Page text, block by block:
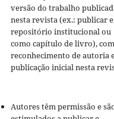
versão do trabalho
nesta revista (ex.: publicar
repositório institucional ou
como capítulo de livro), com
reconhecimento de autoria
publicação inicial nesta
Autores têm permissão e